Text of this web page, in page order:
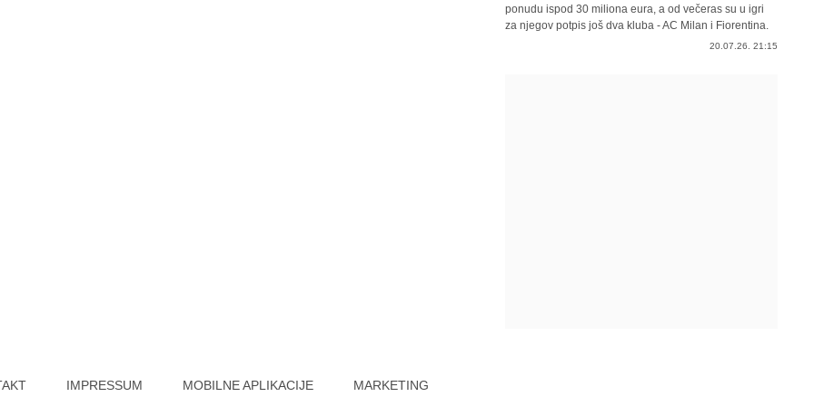
ponudu ispod 30 miliona eura, a od večeras su u igri
za njegov potpis još dva kluba - AC Milan i Fiorentina.
20.07.26. 21:15
IMPRESSUM MOBILNE APLIKACIJE MARKETING